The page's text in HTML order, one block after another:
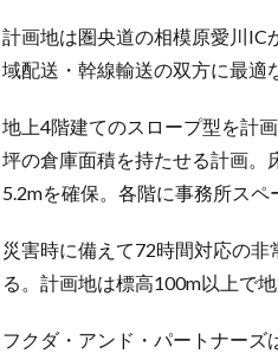
計画地は圏央道の相模原愛川IC
域配送・幹線輸送の双方に最適
地上4階建てのスロープ型を計
坪の倉庫面積を持たせる計画。
5.2mを確保。各階に事務所ス
災害時に備えて72時間対応の
る。計画地は標高100m以上で
フクダ・アンド・パートナーズ